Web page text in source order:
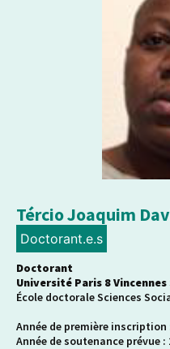
Tércio Joaquim
Doctorant.e.s
Doctorant
Université Paris 8
École doctorale Sciences
Année de première inscription
Année de soutenance prévue :